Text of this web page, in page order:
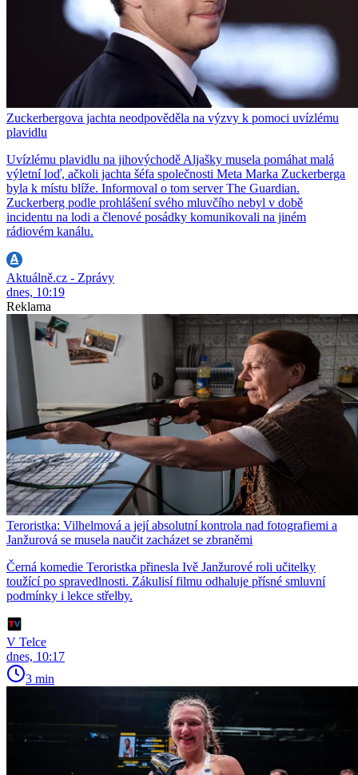
Zuckerbergova jachta neodpověděla na výzvy k pomoci uvízlému
plavidlu
Uvízlému plavidlu na jihovýchodě Aljašky musela pomáhat malá
výletní loď, ačkoli jachta šéfa společnosti Meta Marka Zuckerberga
byla k místu blíže. Informoval o tom server The Guardian.
Zuckerberg podle prohlášení svého mluvčího nebyl v době
incidentu na lodi a členové posádky komunikovali na jiném
rádiovém kanálu.
Aktuálně.cz - Zprávy
dnes, 10:19
Reklama
Teroristka: Vilhelmová a její absolutní kontrola nad fotografiemi a
Janžurová se musela naučit zacházet se zbraněmi
Černá komedie Teroristka přinesla Ivě Janžurové roli učitelky
toužící po spravedlnosti. Zákulisí filmu odhaluje přísné smluvní
podmínky i lekce střelby.
V Telce
dnes, 10:17
3 min